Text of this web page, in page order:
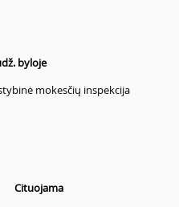
byloje
mokesčių inspekcija
Cituojama